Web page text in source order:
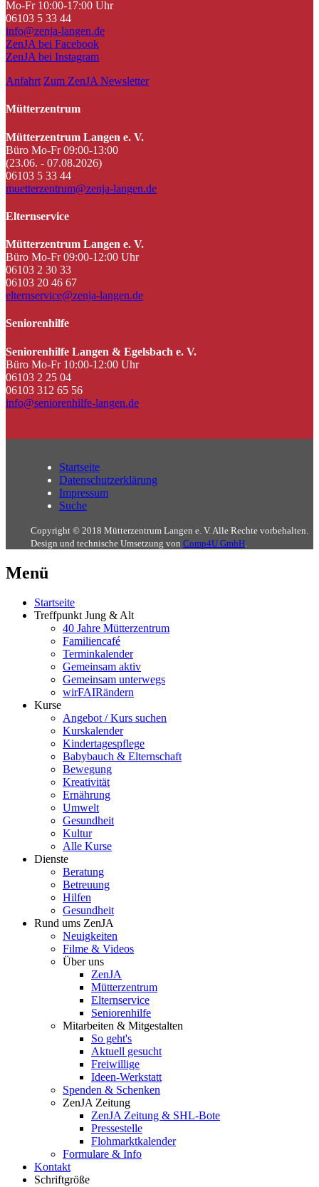
Mo-Fr 10:00-17:00 Uhr
06103 5 33 44
info@zenja-langen.de
ZenJA bei Facebook
ZenJA bei Instagram
Anfahrt Zum ZenJA Newsletter
Mütterzentrum
Mütterzentrum Langen e. V.
Büro Mo-Fr 09:00-13:00
(23.06. - 07.08.2026)
06103 5 33 44
muetterzentrum@zenja-langen.de
Elternservice
Mütterzentrum Langen e. V.
Büro Mo-Fr 09:00-12:00 Uhr
06103 2 30 33
06103 20 46 67
elternservice@zenja-langen.de
Seniorenhilfe
Seniorenhilfe Langen & Egelsbach e. V.
Büro Mo-Fr 10:00-12:00 Uhr
06103 2 25 04
06103 312 65 56
info@seniorenhilfe-langen.de
Startseite
Datenschutzerklärung
Impressum
Suche
Copyright © 2018 Mütterzentrum Langen e. V. Alle Rechte vorbehalten.
Design und technische Umsetzung von Comp4U GmbH
Menü
Startseite
Treffpunkt Jung & Alt
40 Jahre Mütterzentrum
Familiencafé
Terminkalender
Gemeinsam aktiv
Gemeinsam unterwegs
wirFAIRändern
Kurse
Angebot / Kurs suchen
Kurskalender
Kindertagespflege
Babybauch & Elternschaft
Bewegung
Kreativität
Ernährung
Umwelt
Gesundheit
Kultur
Alle Kurse
Dienste
Beratung
Betreuung
Hilfen
Gesundheit
Rund ums ZenJA
Neuigkeiten
Filme & Videos
Über uns
ZenJA
Mütterzentrum
Elternservice
Seniorenhilfe
Mitarbeiten & Mitgestalten
So geht's
Aktuell gesucht
Freiwillige
Ideen-Werkstatt
Spenden & Schenken
ZenJA Zeitung
ZenJA Zeitung & SHL-Bote
Pressestelle
Flohmarktkalender
Formulare & Info
Kontakt
Schriftgröße